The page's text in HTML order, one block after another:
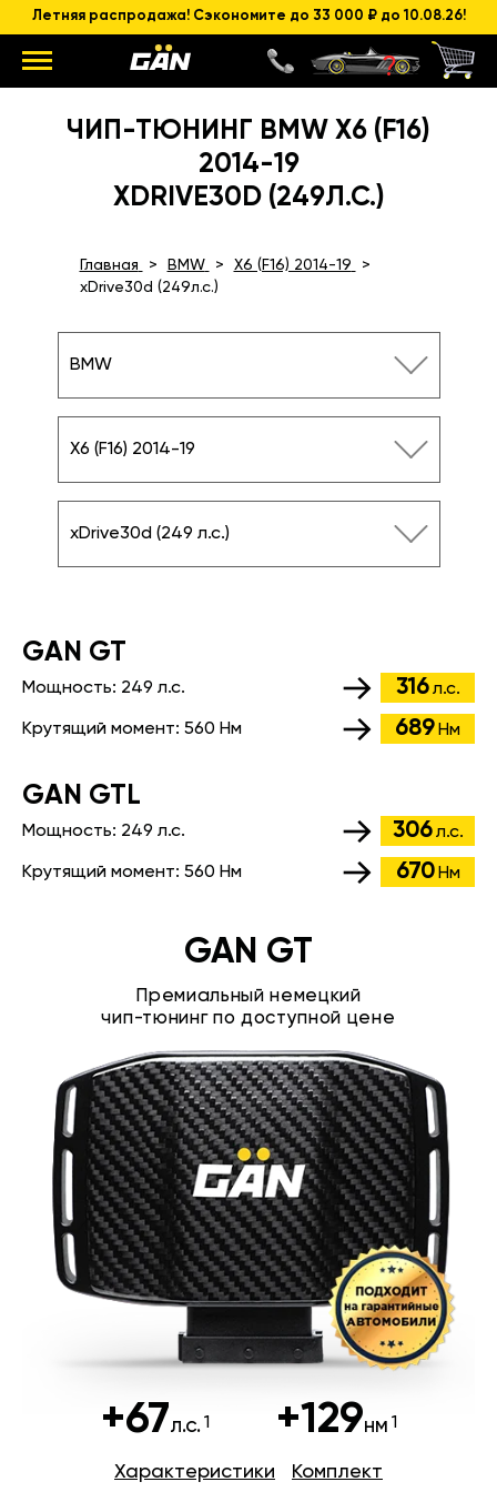
Летняя распродажа! Сэкономите до 33 000 ₽ до 10.08.26!
ЧИП-ТЮНИНГ BMW X6 (F16)
2014-19
XDRIVE30D (249Л.С.)
Главная BMW
X6 (F16) 2014-19
xDrive30d (249л.с.)
BMW
X6 (F16) 2014-19
xDrive30d (249 л.с.)
GАN GT
Мощность: 249 л.с. 316 л.с.
Крутящий момент: 560 Нм 689 Нм
GАN GTL
Мощность: 249 л.с. 306 л.с.
Крутящий момент: 560 Нм 670 Нм
GAN GT
Премиальный немецкий
чип-тюнинг по доступной цене
+67л.с. +129нм
Характеристики Комплект